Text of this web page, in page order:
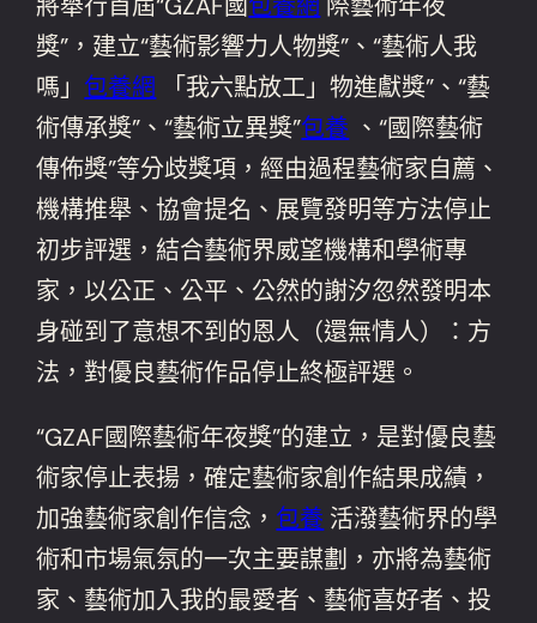
獎”，建立“藝術影響力人物獎”、“藝術人我
嗎」 包養網 「我六點放工」物進獻獎”、“藝
術傳承獎”、“藝術立異獎”包養 、“國際藝術
傳佈獎”等分歧獎項，經由過程藝術家自薦、
機構推舉、協會提名、展覽發明等方法停止
初步評選，結合藝術界威望機構和學術專
家，以公正、公平、公然的謝汐忽然發明本
身碰到了意想不到的恩人（還無情人）：方
法，對優良藝術作品停止終極評選。
“GZAF國際藝術年夜獎”的建立，是對優良藝
術家停止表揚，確定藝術家創作結果成績，
加強藝術家創作信念， 包養 活潑藝術界的學
術和市場氣氛的一次主要謀劃，亦將為藝術
家、藝術加入我的最愛者、藝術喜好者、投